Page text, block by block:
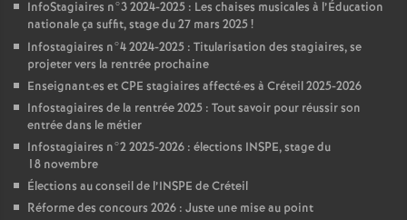
InfoStagiaires n°3 2024-2025 : Les chaises musicales à l’Éducation
nationale ça suffit, stage du 27 mars 2025!
Infostagiaires n°4 2024-2025 : Titularisation des stagiaires, se
projeter vers la rentrée prochaine
Enseignant·es etCPE stagiaires affecté·es à Créteil 2025-2026
Infostagiaires de la rentrée 2025 : Tout savoir pour réussir son
entrée dans le métier
Infostagiaires n°2 2025-2026 : élections INSPE, stage du
18 novembre
Élections au conseil de l’INSPE de Créteil
Réforme des concours 2026 : Juste une mise au point